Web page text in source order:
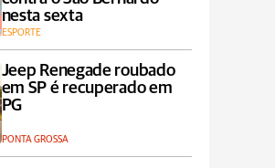
nesta sexta
ESPORTE
Jeep Renegade roubado
em SP é recuperado em
PG
PONTA GROSSA